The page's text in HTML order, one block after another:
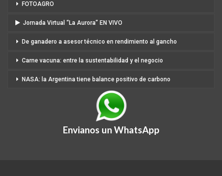
FOTOAGRO
Jornada Virtual “La Aurora” EN VIVO
De ganadero a asesor técnico en rendimiento al gancho
Carne vacuna: entre la sustentabilidad y el negocio
NASA: la Argentina tiene balance positivo de carbono
Envianos un WhatsApp